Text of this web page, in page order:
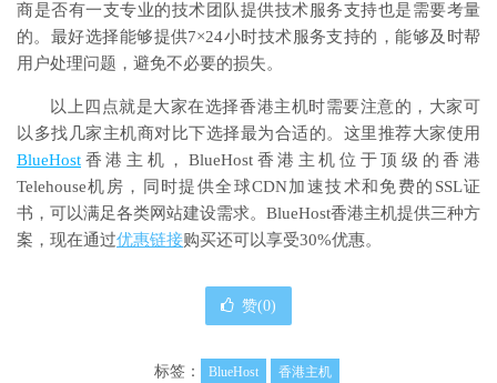
商是否有一支专业的技术团队提供技术服务支持也是需要考量
的。最好选择能够提供7×24小时技术服务支持的，能够及时帮
用户处理问题，避免不必要的损失。
以上四点就是大家在选择香港主机时需要注意的，大家可
以多找几家主机商对比下选择最为合适的。这里推荐大家使用
BlueHost 香港主机，BlueHost香港主机位于顶级的香港
Telehouse机房，同时提供全球CDN加速技术和免费的SSL证
书，可以满足各类网站建设需求。BlueHost香港主机提供三种方
案，现在通过优惠链接购买还可以享受30%优惠。
赞(0)
标签： BlueHost 香港主机